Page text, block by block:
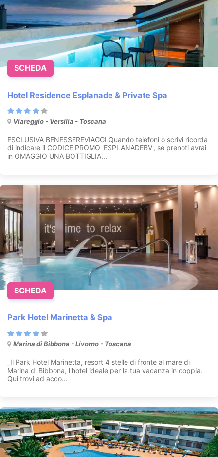
Hotel Residence Esplanade & Private Spa
Viareggio - Versilia - Toscana
ESCLUSIVA BENESSEREVIAGGI Quando telefoni o scrivi ricorda
di indicare il CODICE PROMO 'ESPLANADEBV', se prenoti avrai
in OMAGGIO UNA BOTTIGLIA...
SCHEDA
Park Hotel Marinetta & Spa
Marina di Bibbona - Livorno - Toscana
_Il Park Hotel Marinetta, resort 4 stelle di fronte al mare di
Marina di Bibbona, l'hotel ideale per la tua vacanza in coppia.
Qui trovi ad acco...
SCHEDA